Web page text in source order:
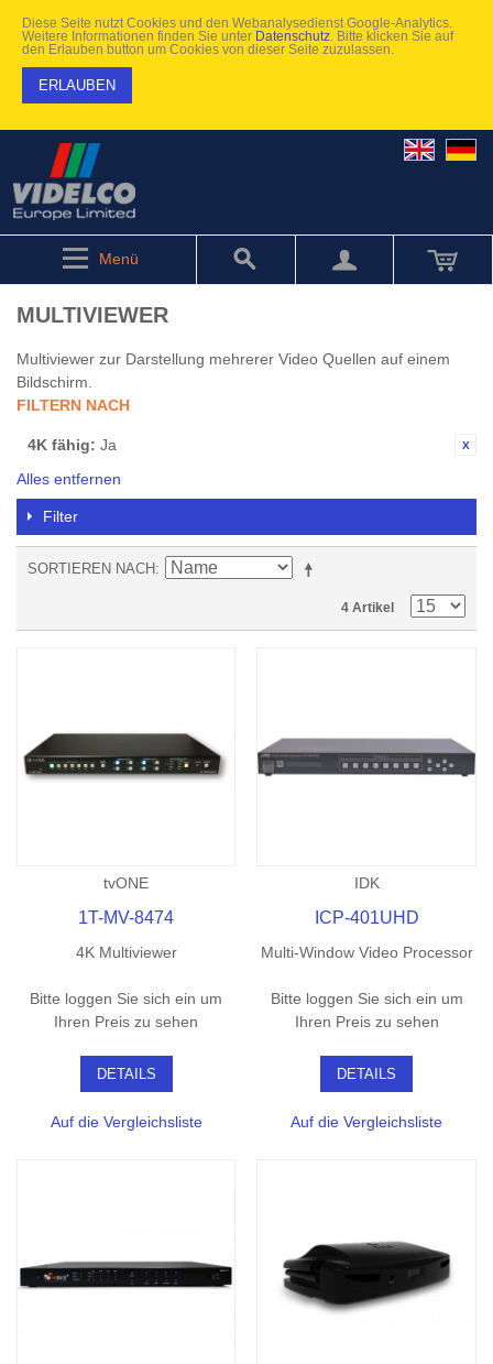
Diese Seite nutzt Cookies und den Webanalysedienst Google-Analytics.
Weitere Informationen finden Sie unter Datenschutz . Bitte klicken Sie auf
den Erlauben button um Cookies von dieser Seite zuzulassen.
ERLAUBEN
Menü
MULTIVIEWER
Multiviewer zur Darstellung mehrerer Video Quellen auf einem
Bildschirm.
FILTERN NACH
4K fähig: Ja
Alles entfernen
Filter
SORTIEREN NACH
4 Artikel
tvONE
1T-MV-8474
4K Multiviewer
Bitte loggen Sie sich ein um
Ihren Preis zu sehen
DETAILS
Auf die Vergleichsliste
IDK
ICP-401UHD
Multi-Window Video Processor
Bitte loggen Sie sich ein um
Ihren Preis zu sehen
DETAILS
Auf die Vergleichsliste